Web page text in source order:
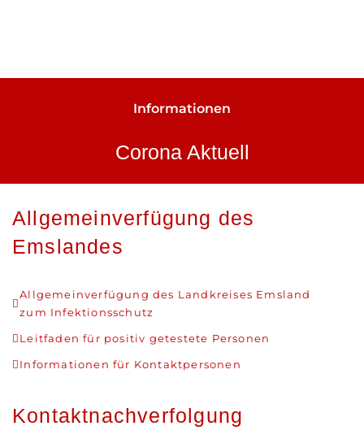
Informationen
Corona Aktuell
Allgemeinverfügung des
Emslandes
Allgemeinverfügung des Landkreises Emsland
zum Infektionsschutz
Leitfaden für positiv getestete Personen
Informationen für Kontaktpersonen
Kontaktnachverfolgung